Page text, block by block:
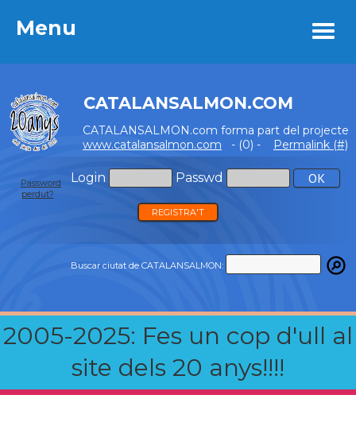
Menu
CATALANSALMON.COM
CATALANSALMON.com forma part del projecte
www.catalansalmon.com - (0) - Permalink (#)
Login Passwd
Password
perdut?
REGISTRA'T
Buscar ciutat de CATALANSALMON:
2005-2025: Fes un cop d'ull al
site dels 20 anys!!!!
Menu